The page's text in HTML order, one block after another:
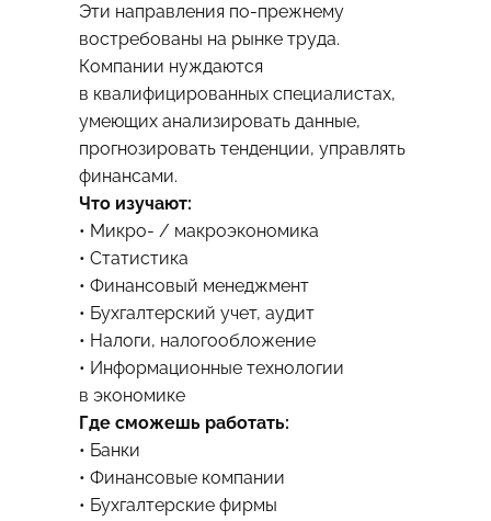
Эти направления по-прежнему
востребованы на рынке труда.
Компании нуждаются
в квалифицированных специалистах,
умеющих анализировать данные,
прогнозировать тенденции, управлять
финансами.
Что изучают:
• Микро- / макроэкономика
• Статистика
• Финансовый менеджмент
• Бухгалтерский учет, аудит
• Налоги, налогообложение
• Информационные технологии
в экономике
Где сможешь работать:
• Банки
• Финансовые компании
• Бухгалтерские фирмы